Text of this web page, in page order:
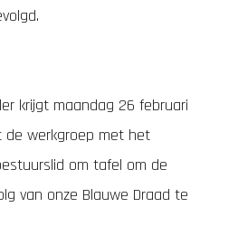
krijgt maandag 26 februari
de werkgroep met het
om tafel om de
van onze Blauwe Draad te